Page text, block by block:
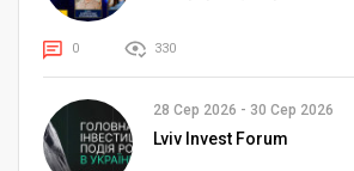
0 330
28 Сер 2026 - 30 Сер 2026
Lviv Invest Forum